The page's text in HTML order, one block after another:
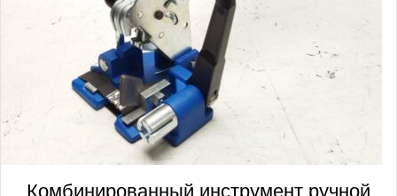
Комбинированный инструмент ручной